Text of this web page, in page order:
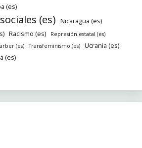
(es)
(es) Nicaragua (es)
Racismo (es) Represión estatal (es)
(es) Transfeminismo (es) Ucrania (es)
(es)